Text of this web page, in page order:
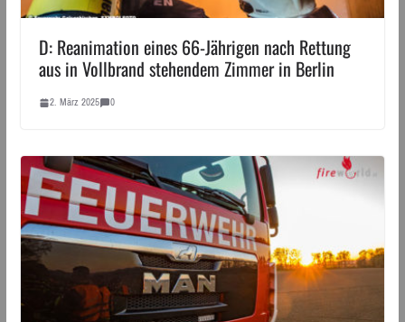
D: Reanimation eines 66-Jährigen nach Rettung
aus in Vollbrand stehendem Zimmer in Berlin
2. März 2025 0